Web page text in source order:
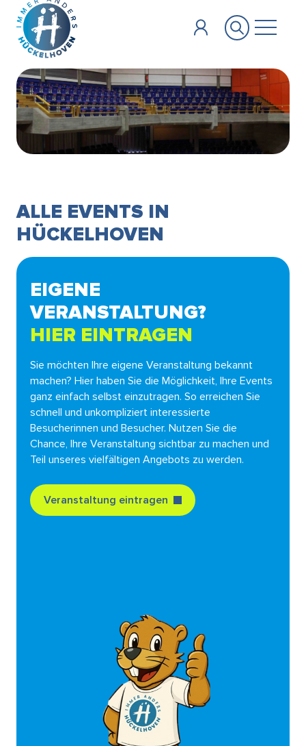
Zum Hauptinhalt springen
ALLE EVENTS IN
HÜCKELHOVEN
EIGENE
VERANSTALTUNG?
HIER EINTRAGEN
Sie möchten Ihre eigene Veranstaltung bekannt
machen? Hier haben Sie die Möglichkeit, Ihre Events
ganz einfach selbst einzutragen. So erreichen Sie
schnell und unkompliziert interessierte
Besucherinnen und Besucher. Nutzen Sie die
Chance, Ihre Veranstaltung sichtbar zu machen und
Teil unseres vielfältigen Angebots zu werden.
Veranstaltung eintragen